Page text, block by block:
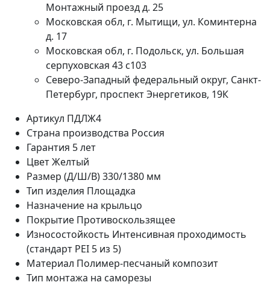
Монтажный проезд д. 25
Московская обл, г. Мытищи, ул. Коминтерна
д. 17
Московская обл, г. Подольск, ул. Большая
серпуховская 43 с103
Северо-Западный федеральный округ, Санкт-
Петербург, проспект Энергетиков, 19К
Артикул ПДЛЖ4
Страна производства Россия
Гарантия 5 лет
ЦветЖелтый
Размер (Д/Ш/В)330/1380 мм
Тип изделия Площадка
Назначение на крыльцо
Покрытие Противоскользящее
Износостойкость Интенсивная проходимость
(стандарт PEI 5 из 5)
Материал Полимер-песчаный композит
Тип монтажа на саморезы